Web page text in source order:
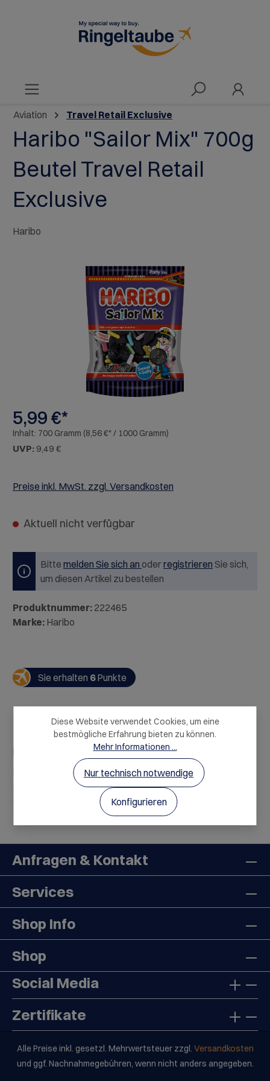
Aviation Travel Retail Exclusive
Haribo "Sailor Mix" 700g
Beutel Travel Retail
Exclusive
Haribo
Bildergalerie überspringen
5,99 €*
Inhalt: 700 Gramm (8,56 €* / 1000 Gramm)
UVP: 9,49 €
Preise inkl. MwSt. zzgl. Versandkosten
Aktuell nicht verfügbar
Bitte melden Sie sich an oderregistrieren Sie sich,
um diesen Artikel zu bestellen
Produktnummer: 222465
Marke: Haribo
Sie erhalten 6Punkte
Beschreibung
Der Haribo Sailor Mix bietet eine abwechslungsreiche
Mischung verschiedener Fruchtgummi- und
Lakritzspezialitäten. Unterschi…Mehr
Anfragen & Kontakt
Services
Shop Info
Shop
Social Media
Zertifikate
Alle Preise inkl. gesetzl. Mehrwertsteuer zzgl. Versandkosten
und ggf. Nachnahmegebühren, wenn nicht anders angegeben.
Diese Website verwendet Cookies, um eine
bestmögliche Erfahrung bieten zu können.
Mehr Informationen ...
Nur technisch notwendige
Konfigurieren